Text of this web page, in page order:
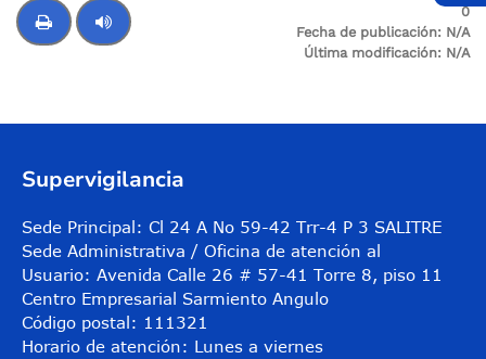
0
Fecha de publicación: N/A
Última modificación: N/A
Supervigilancia
Sede Principal: Cl 24 A No 59-42 Trr-4 P 3 SALITRE
Sede Administrativa / Oficina de atención al
Usuario: Avenida Calle 26 # 57-41 Torre 8, piso 11
Centro Empresarial Sarmiento Angulo
Código postal: 111321
Horario de atención: Lunes a viernes